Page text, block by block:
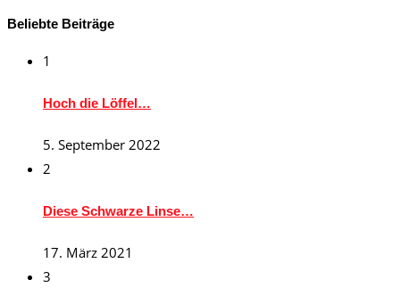
Beliebte Beiträge
1
Hoch die Löffel…
5. September 2022
2
Diese Schwarze Linse…
17. März 2021
3